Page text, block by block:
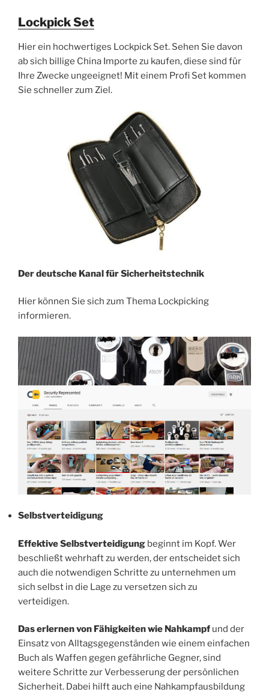
Lockpick Set
Hier ein hochwertiges Lockpick Set. Sehen Sie davon
ab sich billige China Importe zu kaufen, diese sind für
Ihre Zwecke ungeeignet! Mit einem Profi Set kommen
Sie schneller zum Ziel.
Der deutsche Kanal für Sicherheitstechnik
Hier können Sie sich zum Thema Lockpicking
informieren.
Selbstverteidigung
Effektive Selbstverteidigung beginnt im Kopf. Wer
beschließt wehrhaft zu werden, der entscheidet sich
auch die notwendigen Schritte zu unternehmen um
sich selbst in die Lage zu versetzen sich zu
verteidigen.
Das erlernen von Fähigkeiten wie Nahkampf und der
Einsatz von Alltagsgegenständen wie einem einfachen
Buch als Waffen gegen gefährliche Gegner, sind
weitere Schritte zur Verbesserung der persönlichen
Sicherheit. Dabei hilft auch eine Nahkampfausbildung